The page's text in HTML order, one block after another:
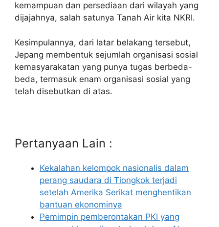
kemampuan dan persediaan dari wilayah yang
dijajahnya, salah satunya Tanah Air kita NKRI.
Kesimpulannya, dari latar belakang tersebut,
Jepang membentuk sejumlah organisasi sosial
kemasyarakatan yang punya tugas berbeda-
beda, termasuk enam organisasi sosial yang
telah disebutkan di atas.
Pertanyaan Lain :
Kekalahan kelompok nasionalis dalam
perang saudara di Tiongkok terjadi
setelah Amerika Serikat menghentikan
bantuan ekonominya
Pemimpin pemberontakan PKI yang